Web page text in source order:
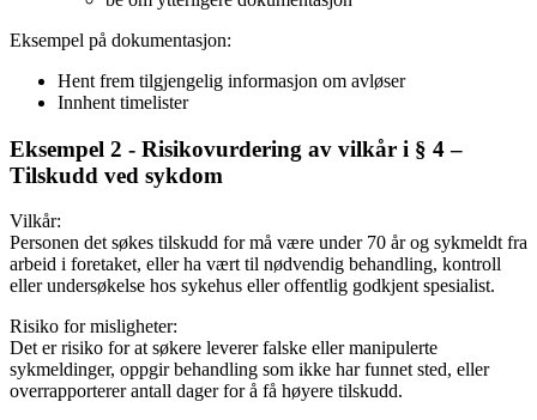
Eksempel på dokumentasjon:
Hent frem tilgjengelig informasjon om avløser
Innhent timelister
Eksempel 2 - Risikovurdering av vilkår i § 4 –
Tilskudd ved sykdom
Vilkår:
Personen det søkes tilskudd for må være under 70 år og sykmeldt fra
arbeid i foretaket, eller ha vært til nødvendig behandling, kontroll
eller undersøkelse hos sykehus eller offentlig godkjent spesialist.
Risiko for misligheter:
Det er risiko for at søkere leverer falske eller manipulerte
sykmeldinger, oppgir behandling som ikke har funnet sted, eller
overrapporterer antall dager for å få høyere tilskudd.